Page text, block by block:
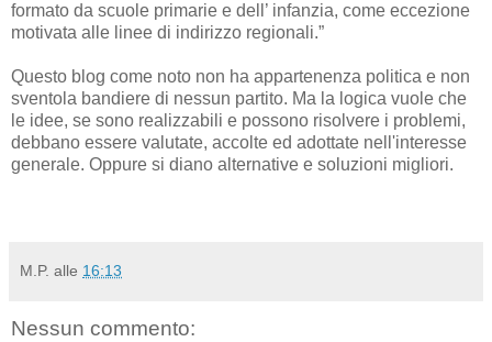
formato da scuole primarie e dell’ infanzia, come eccezione
motivata alle linee di indirizzo regionali.”
Questo blog come noto non ha appartenenza politica e non
sventola bandiere di nessun partito. Ma la logica vuole che
le idee, se sono realizzabili e possono risolvere i problemi,
debbano essere valutate, accolte ed adottate nell'interesse
generale. Oppure si diano alternative e soluzioni migliori.
M.P. alle 16:13
Nessun commento: